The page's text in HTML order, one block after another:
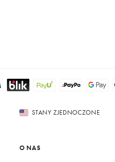
STANY ZJEDNOCZONE
O NAS